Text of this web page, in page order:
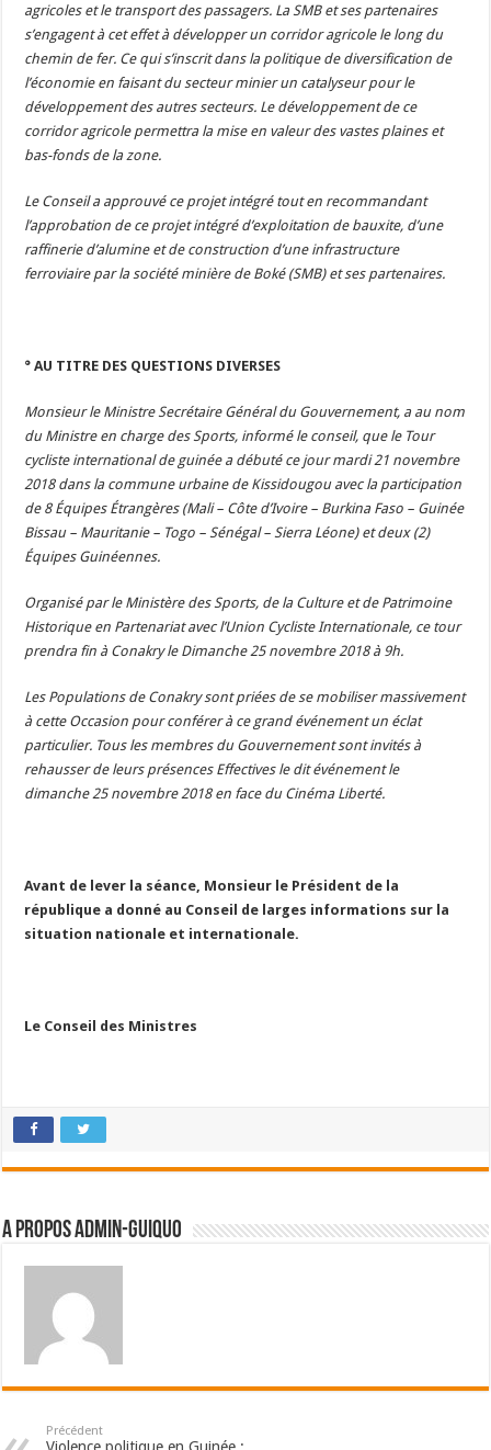
agricoles et le transport des passagers. La SMB et ses partenaires
s’engagent à cet effet à développer un corridor agricole le long du
chemin de fer. Ce qui s’inscrit dans la politique de diversification de
l’économie en faisant du secteur minier un catalyseur pour le
développement des autres secteurs. Le développement de ce
corridor agricole permettra la mise en valeur des vastes plaines et
bas-fonds de la zone.
Le Conseil a approuvé ce projet intégré tout en recommandant
l’approbation de ce projet intégré d’exploitation de bauxite, d’une
raffinerie d’alumine et de construction d’une infrastructure
ferroviaire par la société minière de Boké (SMB) et ses partenaires.
° AU TITRE DES QUESTIONS DIVERSES
Monsieur le Ministre Secrétaire Général du Gouvernement, a au nom
du Ministre en charge des Sports, informé le conseil, que le Tour
cycliste international de guinée a débuté ce jour mardi 21 novembre
2018 dans la commune urbaine de Kissidougou avec la participation
de 8 Équipes Étrangères (Mali – Côte d’Ivoire – Burkina Faso – Guinée
Bissau – Mauritanie – Togo – Sénégal – Sierra Léone) et deux (2)
Équipes Guinéennes.
Organisé par le Ministère des Sports, de la Culture et de Patrimoine
Historique en Partenariat avec l’Union Cycliste Internationale, ce tour
prendra fin à Conakry le Dimanche 25 novembre 2018 à 9h.
Les Populations de Conakry sont priées de se mobiliser massivement
à cette Occasion pour conférer à ce grand événement un éclat
particulier. Tous les membres du Gouvernement sont invités à
rehausser de leurs présences Effectives le dit événement le
dimanche 25 novembre 2018 en face du Cinéma Liberté.
Avant de lever la séance, Monsieur le Président de la
république a donné au Conseil de larges informations sur la
situation nationale et internationale.
Le Conseil des Ministres
A propos admin-guiquo
Précédent